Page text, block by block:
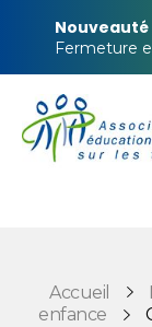
Nouveauté
Fermeture
Accueil
enfance